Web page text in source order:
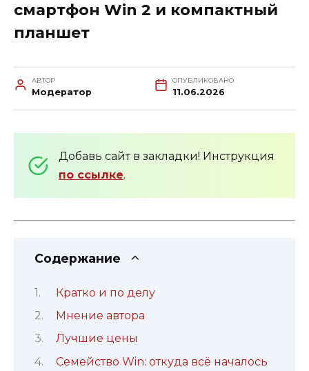
смартфон Win 2 и компактный
планшет
АВТОР
Модератор
ОПУБЛИКОВАНО
11.06.2026
Добавь сайт в закладки! Инструкция
по ссылке.
Содержание
Кратко и по делу
Мнение автора
Лучшие цены
Семейство Win: откуда всё началось